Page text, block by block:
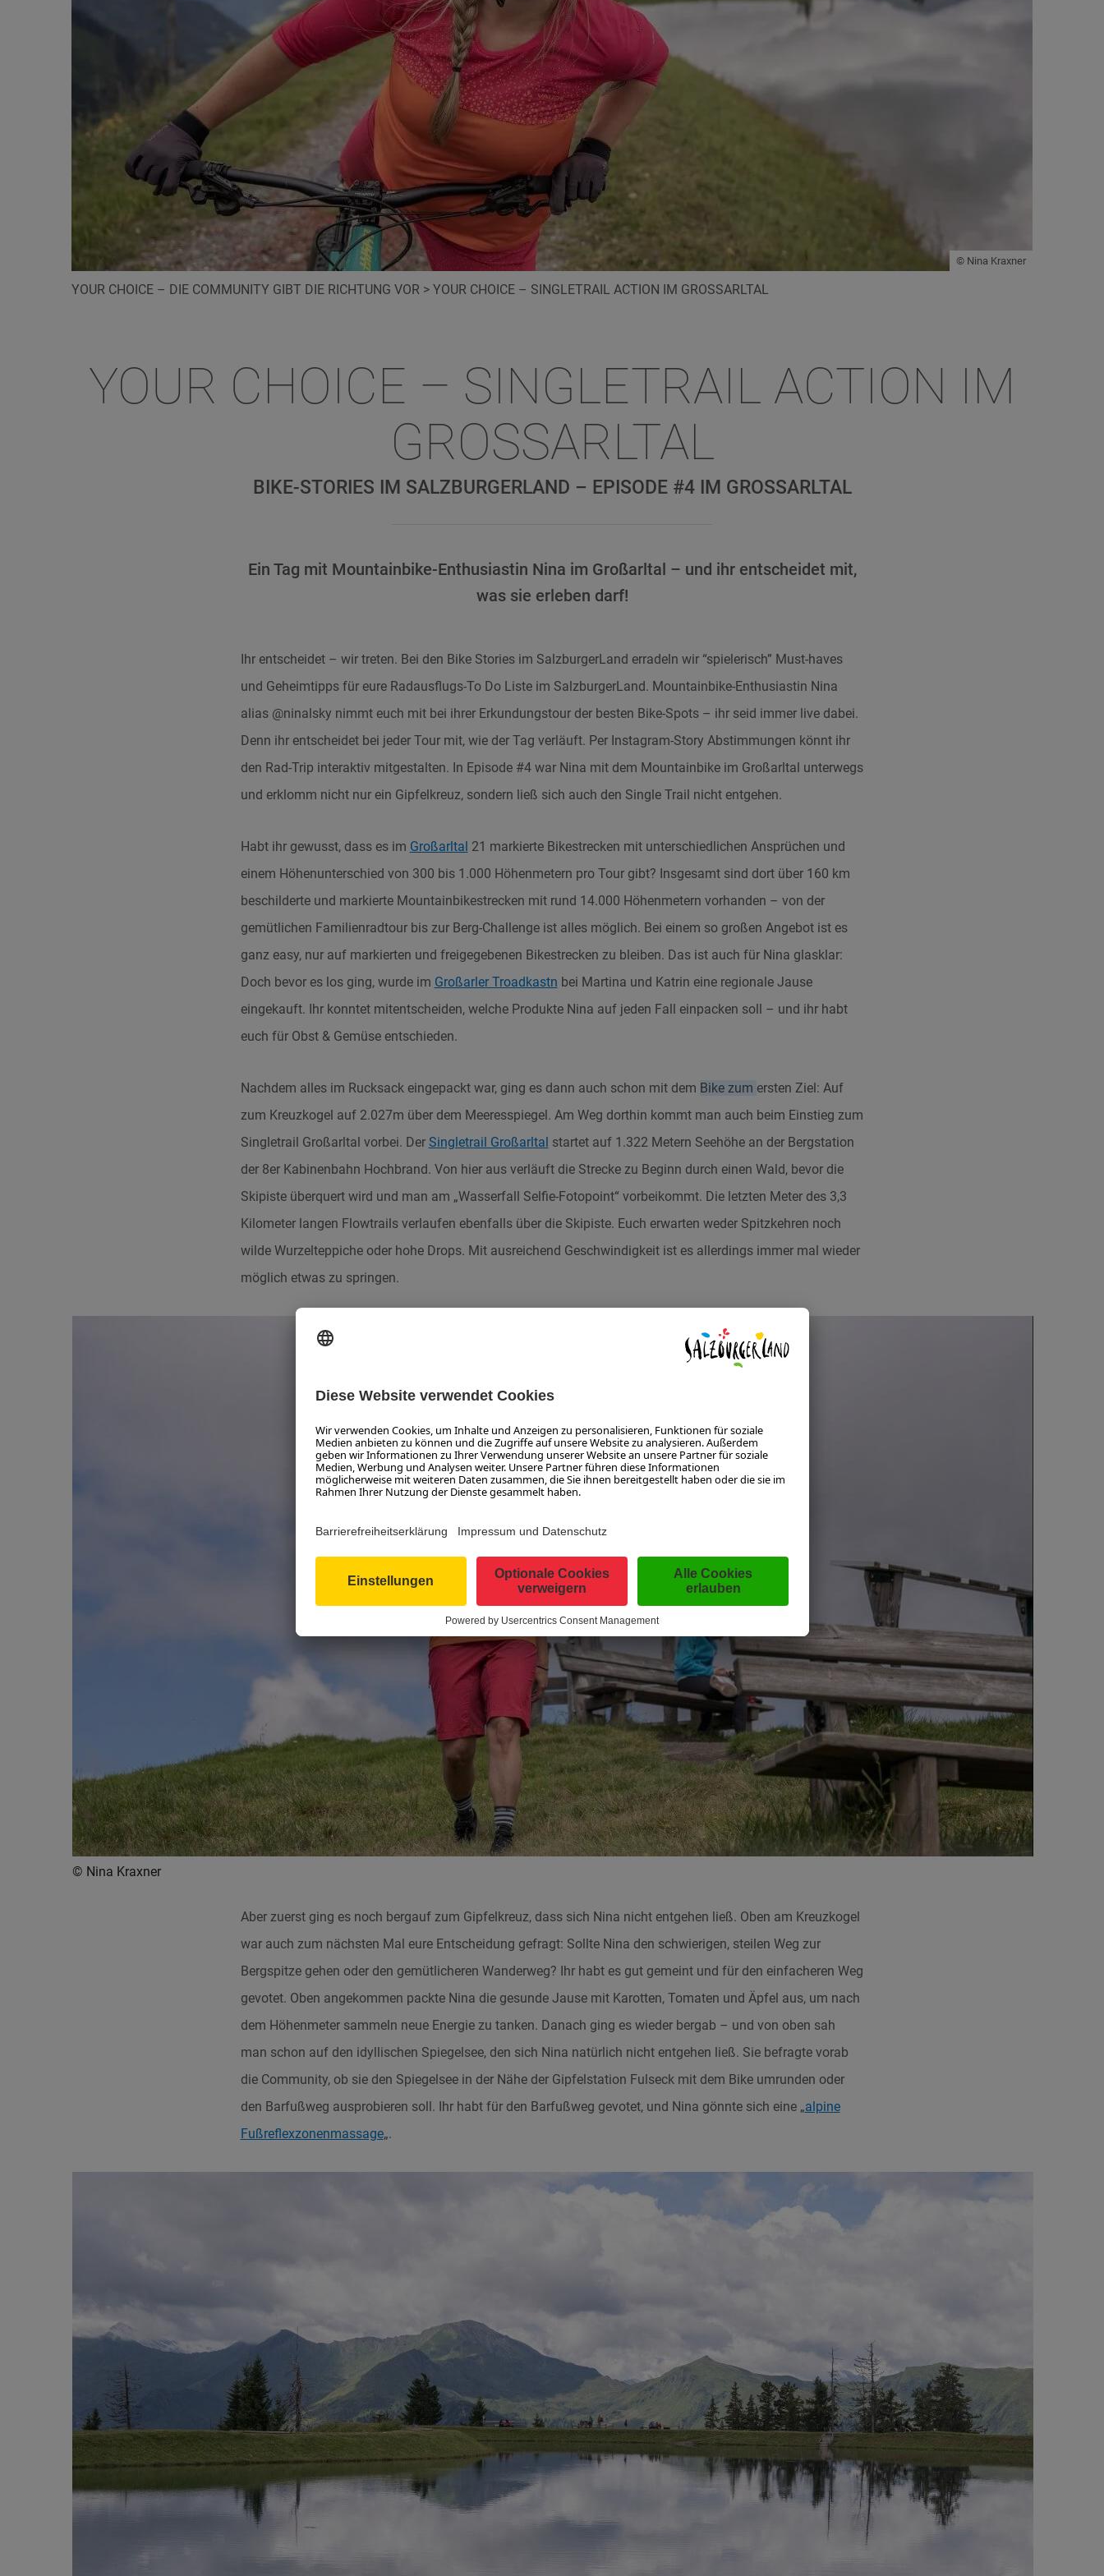
© Nina Kraxner
YOUR CHOICE – DIE COMMUNITY GIBT DIE RICHTUNG VOR > YOUR CHOICE – SINGLETRAIL ACTION IM GROSSARLTAL
YOUR CHOICE – SINGLETRAIL ACTION IM
GROSSARLTAL
BIKE-STORIES IM SALZBURGERLAND – EPISODE #4 IM GROSSARLTAL
Ein Tag mit Mountainbike-Enthusiastin Nina im Großarltal – und ihr entscheidet mit,
was sie erleben darf!
Ihr entscheidet – wir treten. Bei den Bike Stories im SalzburgerLand erradeln wir “spielerisch” Must-haves
und Geheimtipps für eure Radausflugs-To Do Liste im SalzburgerLand. Mountainbike-Enthusiastin Nina
alias @ninalsky nimmt euch mit bei ihrer Erkundungstour der besten Bike-Spots – ihr seid immer live dabei.
Denn ihr entscheidet bei jeder Tour mit, wie der Tag verläuft. Per Instagram-Story Abstimmungen könnt ihr
den Rad-Trip interaktiv mitgestalten. In Episode #4 war Nina mit dem Mountainbike im Großarltal unterwegs
und erklomm nicht nur ein Gipfelkreuz, sondern ließ sich auch den Single Trail nicht entgehen.
Habt ihr gewusst, dass es im Großarltal 21 markierte Bikestrecken mit unterschiedlichen Ansprüchen und
einem Höhenunterschied von 300 bis 1.000 Höhenmetern pro Tour gibt? Insgesamt sind dort über 160 km
beschilderte und markierte Mountainbikestrecken mit rund 14.000 Höhenmetern vorhanden – von der
gemütlichen Familienradtour bis zur Berg-Challenge ist alles möglich. Bei einem so großen Angebot ist es
ganz easy, nur auf markierten und freigegebenen Bikestrecken zu bleiben. Das ist auch für Nina glasklar:
Doch bevor es los ging, wurde im Großarler Troadkastn bei Martina und Katrin eine regionale Jause
eingekauft. Ihr konntet mitentscheiden, welche Produkte Nina auf jeden Fall einpacken soll – und ihr habt
euch für Obst & Gemüse entschieden.
Nachdem alles im Rucksack eingepackt war, ging es dann auch schon mit dem Bike zum ersten Ziel: Auf
zum Kreuzkogel auf 2.027m über dem Meeresspiegel. Am Weg dorthin kommt man auch beim Einstieg zum
Singletrail Großarltal vorbei. Der Singletrail Großarltal startet auf 1.322 Metern Seehöhe an der Bergstation
der 8er Kabinenbahn Hochbrand. Von hier aus verläuft die Strecke zu Beginn durch einen Wald, bevor die
Skipiste überquert wird und man am „Wasserfall Selfie-Fotopoint“ vorbeikommt. Die letzten Meter des 3,3
Kilometer langen Flowtrails verlaufen ebenfalls über die Skipiste. Euch erwarten weder Spitzkehren noch
wilde Wurzelteppiche oder hohe Drops. Mit ausreichend Geschwindigkeit ist es allerdings immer mal wieder
möglich etwas zu springen.
© Nina Kraxner
Aber zuerst ging es noch bergauf zum Gipfelkreuz, dass sich Nina nicht entgehen ließ. Oben am Kreuzkogel
war auch zum nächsten Mal eure Entscheidung gefragt: Sollte Nina den schwierigen, steilen Weg zur
Bergspitze gehen oder den gemütlicheren Wanderweg? Ihr habt es gut gemeint und für den einfacheren Weg
gevotet. Oben angekommen packte Nina die gesunde Jause mit Karotten, Tomaten und Äpfel aus, um nach
dem Höhenmeter sammeln neue Energie zu tanken. Danach ging es wieder bergab – und von oben sah
man schon auf den idyllischen Spiegelsee, den sich Nina natürlich nicht entgehen ließ. Sie befragte vorab
die Community, ob sie den Spiegelsee in der Nähe der Gipfelstation Fulseck mit dem Bike umrunden oder
den Barfußweg ausprobieren soll. Ihr habt für den Barfußweg gevotet, und Nina gönnte sich eine „alpine
Fußreflexzonenmassage„.